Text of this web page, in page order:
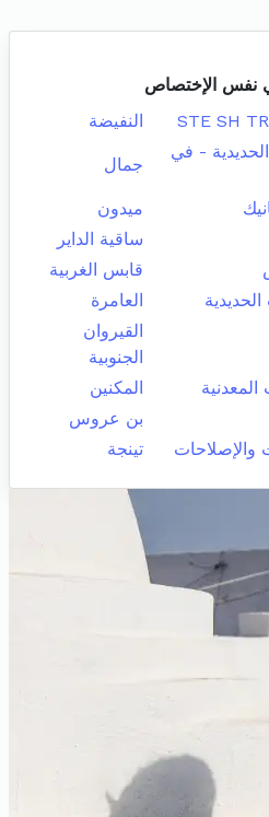
نفس الإختصاص
STE SH
النفيضة
- في
جمال
ميدون
ساقية الداير
قابس الغربية
العامرة
القيروان
الجنوبية
المعدنية
المكنين
بن عروس
والإصلاحات
تينجة